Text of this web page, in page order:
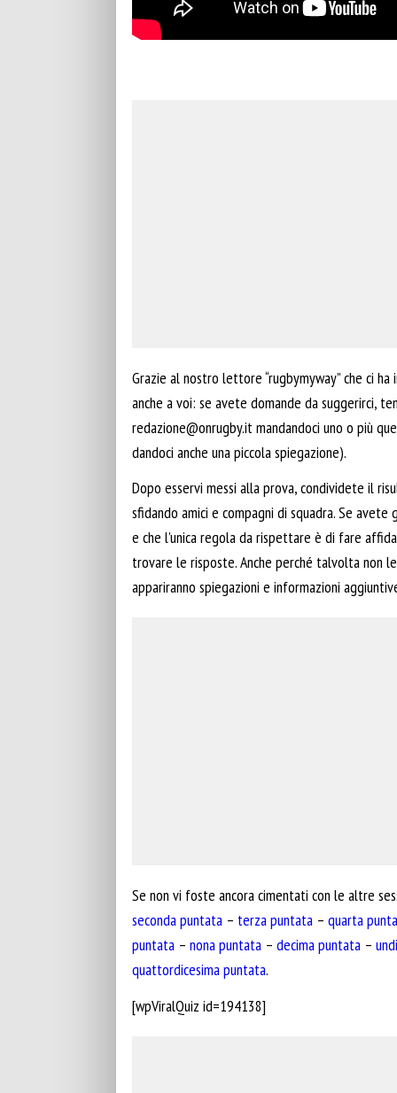
Grazie al nostro lettore “rugbymyway” che ci
anche a voi: se avete domande da suggerirci,
redazione@onrugby.itmandandoci uno o più
dandoci anche una piccola spiegazione).
Dopo esservi messi alla prova, condividete il
sfidando amici e compagni di squadra. Se
e che l’unica regola da rispettare è di fare
trovare le risposte. Anche perché talvolta non
appariranno spiegazioni e informazioni
Se non vi foste ancora cimentati con le altre
seconda puntata – terza puntata – quarta
puntata – nona puntata – decima puntata –
quattordicesima puntata.
[wpViralQuiz id=194138]